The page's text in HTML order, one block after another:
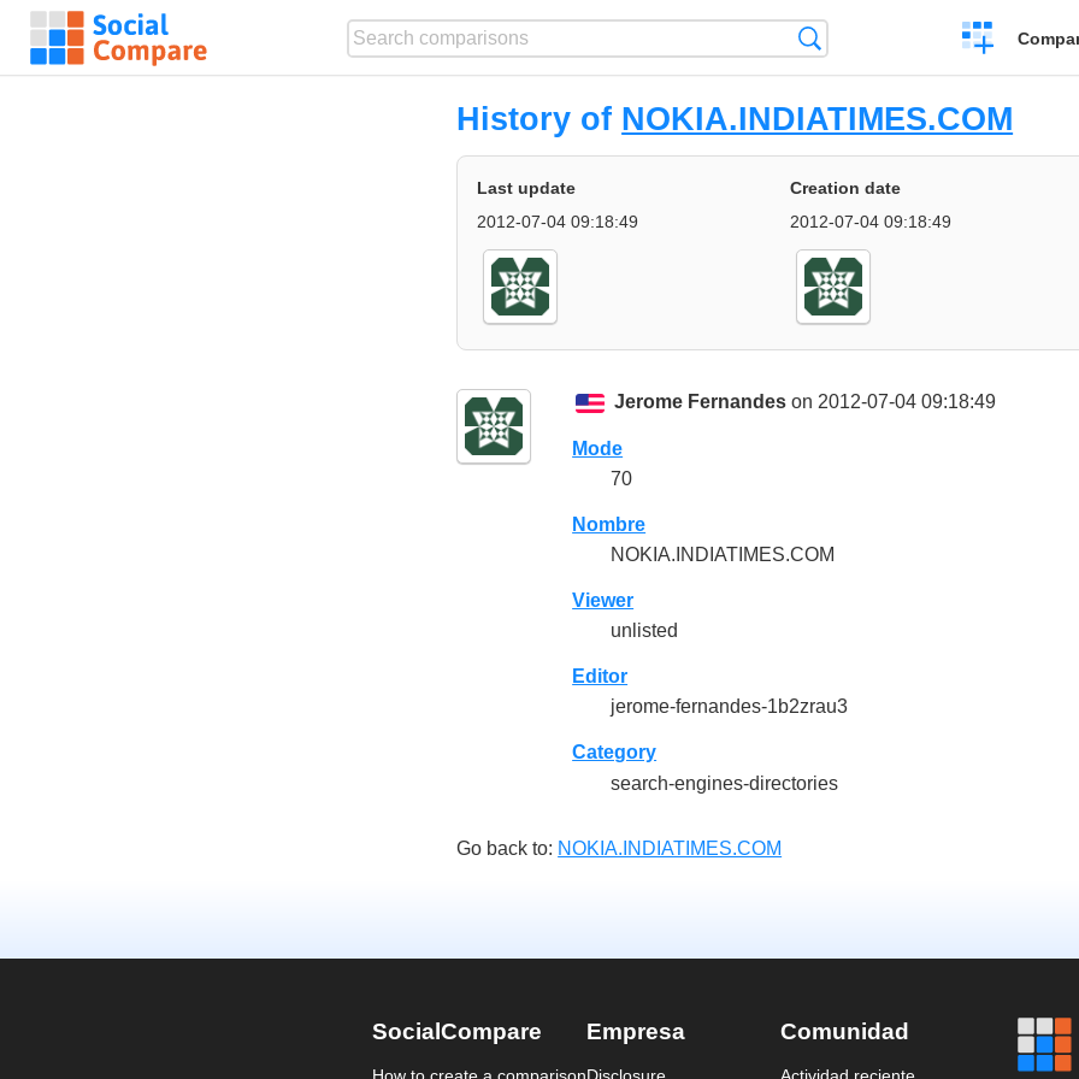
Crear
una
comparación
History of NOKIA.INDIATIMES.COM
Last update
2012-07-04 09:18:49
Creation date
2012-07-04 09:18:49
Jerome Fernandeson 2012-07-04 09:18:49
Mode
70
Nombre
NOKIA.INDIATIMES.COM
Viewer
unlisted
Editor
jerome-fernandes-1b2zrau3
Category
search-engines-directories
Go back to: NOKIA.INDIATIMES.COM
SocialCompare Empresa Comunidad